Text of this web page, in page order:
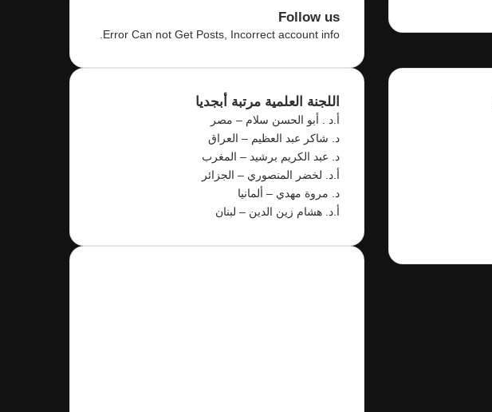
Follow us
Error Can not Get Posts, Incorrect account info.
اللجنة العلمية مرتبة أبجديا
أ.د . أبو الحسن سلام – مصر
د. شاكر عبد العظيم – العراق
د. عبد الكريم برشيد – المغرب
أ.د. لخضر المنصوري – الجزائر
د. مروة مهدي – ألمانيا
أ.د. هشام زين الدين – لبنان